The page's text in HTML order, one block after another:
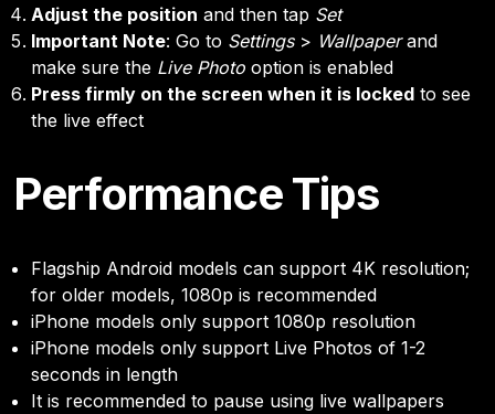
Adjust the position and then tap Set
Important Note: Go to Settings> Wallpaperand
make sure the Live Photo option is enabled
Press firmly on the screen when it is locked to see
the live effect
Performance Tips
Flagship Android models can support 4K resolution;
for older models, 1080p is recommended
iPhone models only support 1080p resolution
iPhone models only support Live Photos of 1-2
seconds in length
It is recommended to pause using live wallpapers